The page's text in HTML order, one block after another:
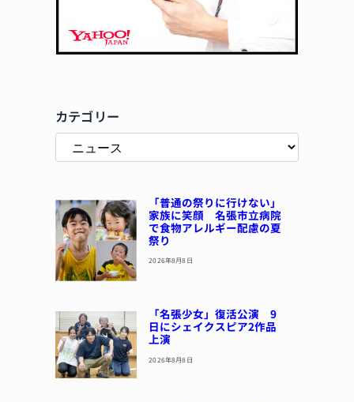
カテゴリー
「普通の祭りに行けない」
家族に笑顔 名張市立病院
で食物アレルギー配慮の夏
祭り
2026年8月8日
「名張少女」復活公演 9
日にシェイクスピア2作品
上演
2026年8月8日